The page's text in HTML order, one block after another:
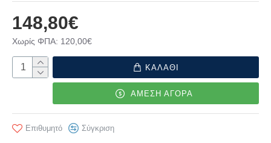
148,80€
Χωρίς ΦΠΑ: 120,00€
ΚΑΛΑΘΙ
ΑΜΕΣΗ ΑΓΟΡΑ
Επιθυμητό Σύγκριση